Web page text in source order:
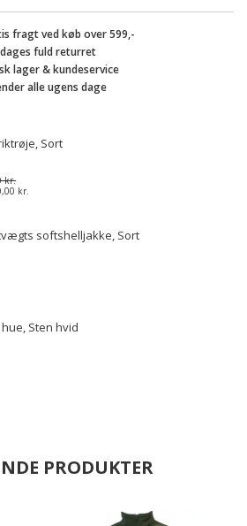
fragt ved køb over 599,-
fuld returret
lager & kundeservice
alle ugens dage
Sort
kr.
kr.
softshelljakke, Sort
Sten hvid
PRODUKTER